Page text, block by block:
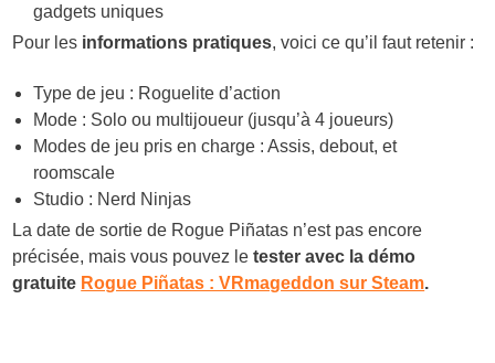
gadgets uniques
Pour les informations pratiques, voici ce qu’il faut retenir :
Type de jeu : Roguelite d’action
Mode : Solo ou multijoueur (jusqu’à 4 joueurs)
Modes de jeu pris en charge : Assis, debout, et
roomscale
Studio : Nerd Ninjas
La date de sortie de Rogue Piñatas n’est pas encore
précisée, mais vous pouvez letester avec la démo
gratuite Rogue Piñatas : VRmageddon sur Steam.